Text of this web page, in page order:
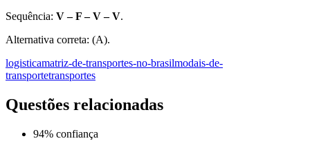
Sequência: V – F – V – V.
Alternativa correta: (A).
logisticamatriz-de-transportes-no-brasilmodais-de-
transportetransportes
Questões relacionadas
94% confiança